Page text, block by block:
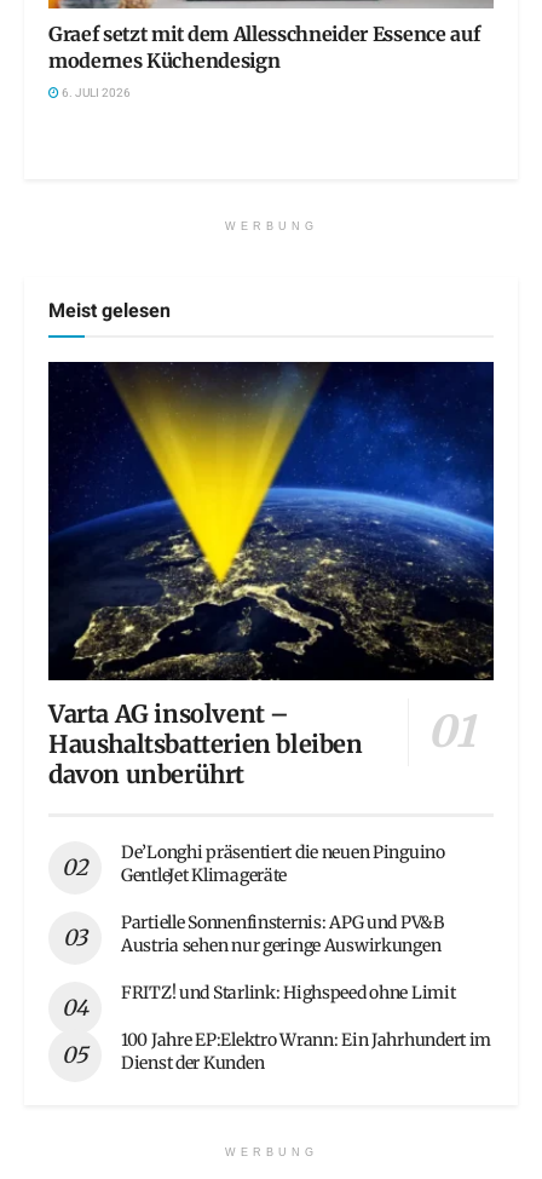
Graef setzt mit dem Allesschneider Essence auf
modernes Küchendesign
6. JULI 2026
WERBUNG
Meist gelesen
Varta AG insolvent –
Haushaltsbatterien bleiben
davon unberührt
De’Longhi präsentiert die neuen Pinguino
GentleJet Klimageräte
Partielle Sonnenfinsternis: APG und PV&B
Austria sehen nur geringe Auswirkungen
FRITZ! und Starlink: Highspeed ohne Limit
100 Jahre EP:Elektro Wrann: Ein Jahrhundert im
Dienst der Kunden
WERBUNG